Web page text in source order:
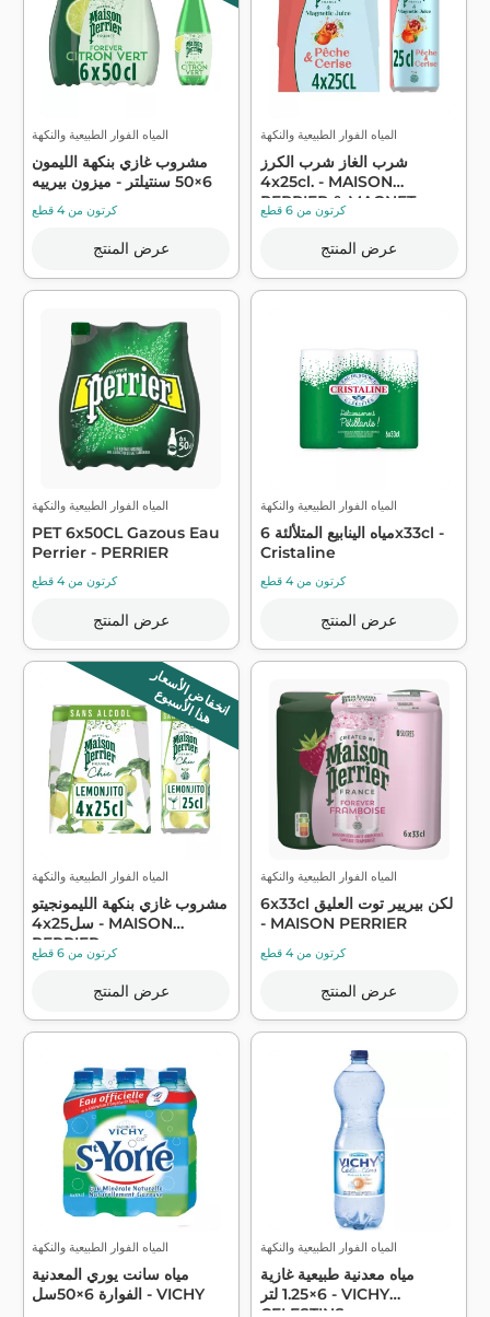
المياه الفوار الطبيعية والنكهة
مشروب غازي بنكهة الليمون
6×50 سنتيلتر - ميزون بيرييه
كرتون من 4 قطع
عرض المنتج
المياه الفوار الطبيعية والنكهة
شرب الغاز شرب الكرز
4x25cl. - MAISON
PERRIER & MAGNET...
كرتون من 6 قطع
عرض المنتج
المياه الفوار الطبيعية والنكهة
PET 6x50CL Gazous Eau
Perrier - PERRIER
كرتون من 4 قطع
عرض المنتج
المياه الفوار الطبيعية والنكهة
مياه الينابيع المتلألئة 6x33cl -
Cristaline
كرتون من 4 قطع
عرض المنتج
انخفاض الأسعار
هذا الأسبوع
المياه الفوار الطبيعية والنكهة
مشروب غازي بنكهة الليمونجيتو
4x25سل - MAISON
PERRIER
كرتون من 6 قطع
عرض المنتج
المياه الفوار الطبيعية والنكهة
6x33cl لكن بيريير توت العليق
- MAISON PERRIER
كرتون من 4 قطع
عرض المنتج
المياه الفوار الطبيعية والنكهة
مياه سانت يوري المعدنية
الفوارة 6×50سل - VICHY
المياه الفوار الطبيعية والنكهة
مياه معدنية طبيعية غازية
6×1.25 لتر - VICHY